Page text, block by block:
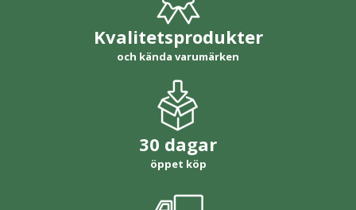
Kvalitetsprodukter
och kända varumärken
30 dagar
öppet köp